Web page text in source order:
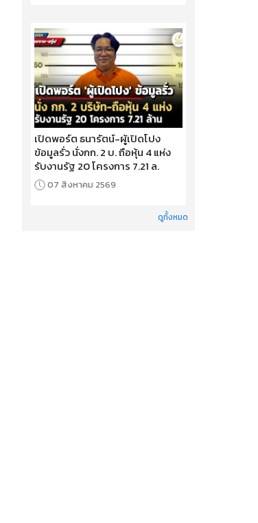
เปิดพอร์ต ธนารัตน์-ผู้เปิดโปง
ข้อมูลรั่ว นั่งกก. 2 บ. ถือหุ้น 4 แห่ง
รับงานรัฐ 20 โครงการ 7.21 ล.
07 สิงหาคม 2569
ดูทั้งหมด